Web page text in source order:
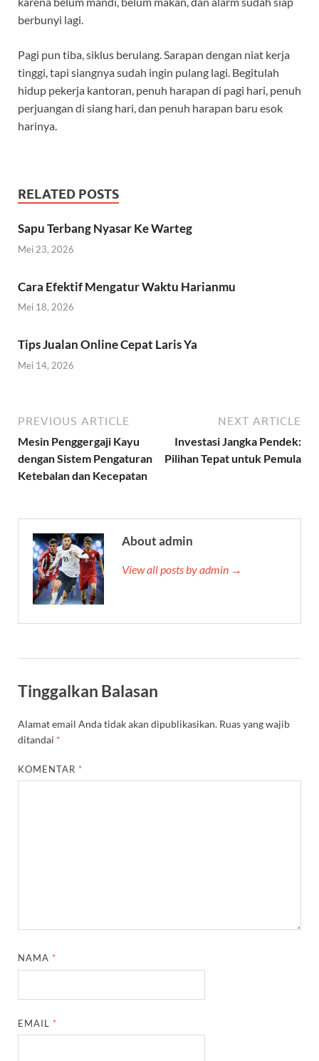
berbunyi lagi.
Pagi pun tiba, siklus berulang. Sarapan dengan niat kerja
tinggi, tapi siangnya sudah ingin pulang lagi. Begitulah
hidup pekerja kantoran, penuh harapan di pagi hari, penuh
perjuangan di siang hari, dan penuh harapan baru esok
harinya.
RELATED POSTS
Sapu Terbang Nyasar Ke Warteg
Mei 23, 2026
Cara Efektif Mengatur Waktu Harianmu
Mei 18, 2026
Tips Jualan Online Cepat Laris Ya
Mei 14, 2026
PREVIOUS ARTICLE
Mesin Penggergaji Kayu
dengan Sistem Pengaturan
Ketebalan dan Kecepatan
NEXT ARTICLE
Investasi Jangka Pendek:
Pilihan Tepat untuk Pemula
About admin
View all posts by admin →
Tinggalkan Balasan
Alamat email Anda tidak akan dipublikasikan. Ruas yang wajib
ditandai *
KOMENTAR *
NAMA *
EMAIL *